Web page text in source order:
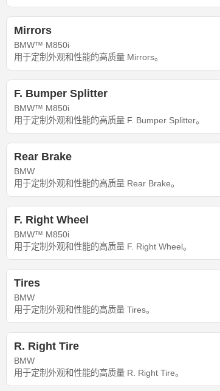
Mirrors
BMW™ M850i
用于定制外观和性能的高质量 Mirrors。
F. Bumper Splitter
BMW™ M850i
用于定制外观和性能的高质量 F. Bumper Splitter。
Rear Brake
BMW
用于定制外观和性能的高质量 Rear Brake。
F. Right Wheel
BMW™ M850i
用于定制外观和性能的高质量 F. Right Wheel。
Tires
BMW
用于定制外观和性能的高质量 Tires。
R. Right Tire
BMW
用于定制外观和性能的高质量 R. Right Tire。